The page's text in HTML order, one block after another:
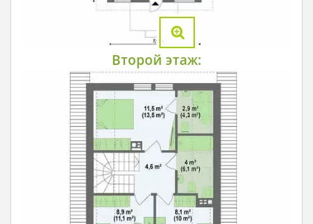
Второй этаж: